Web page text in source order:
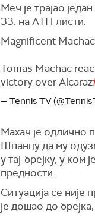
Меч је трајао
33. на АТП листи.
Magnificent
Tomas Machac
victory over Alcaraz
— Tennis TV
Махач је одлично
Шпанцу да му
у тај-брејку, у
предности.
Ситуација се није
је дошао до